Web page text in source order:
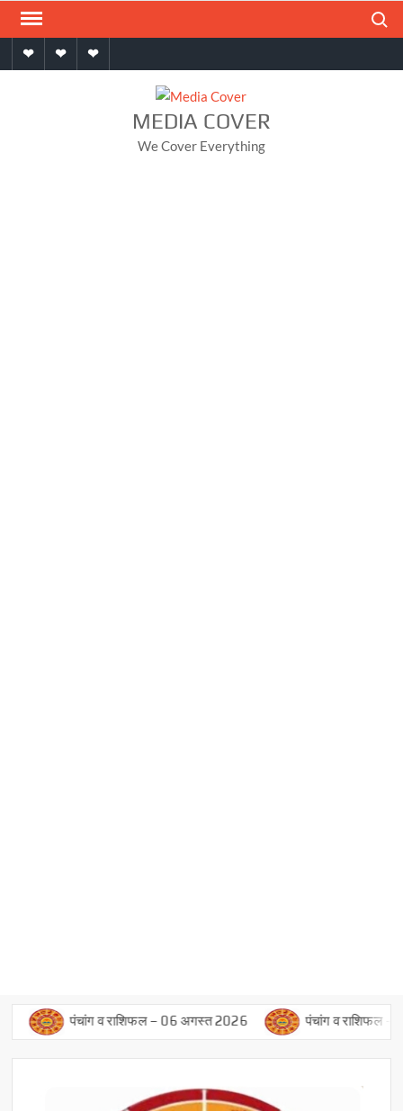
Skip
contentHomeAboutContact
MEDIA COVER
We Cover Everything
पंचांग व राशिफल – 06 अगस्त 2026 पंचांग व राशिफल – 05